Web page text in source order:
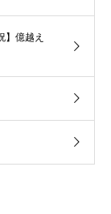
】億越え